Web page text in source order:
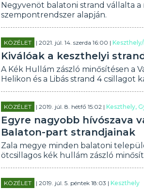
Negyvenöt balatoni strand vállalta a
szempontrendszer alapján.
KÖZÉLET | 2021. júl. 14. szerda 16:00 |
Kiválóak a keszthelyi
A Kék Hullám zászló minősítésen a
Helikon és a Libás strand 4 csillagot
KÖZÉLET | 2019. júl. 8. hétfő 15:02 |Keszthely,
Egyre nagyobb hívószava
Balaton-part strandjainak
Zala megye minden balatoni
ötcsillagos kék hullám zászló
KÖZÉLET | 2019. júl. 5. péntek 18:03 |Keszthely